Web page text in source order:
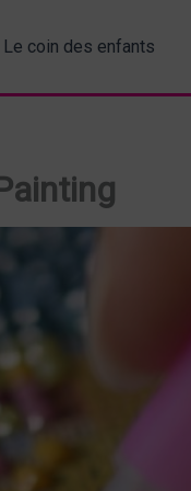
Le coin des enfants